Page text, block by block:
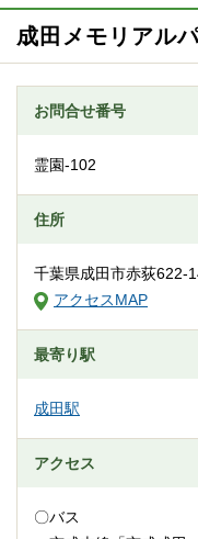
成田メモリアル
お問合せ番号
霊園-102
住所
千葉県成田市赤荻622-
アクセスMAP
最寄り駅
成田駅
アクセス
〇バス